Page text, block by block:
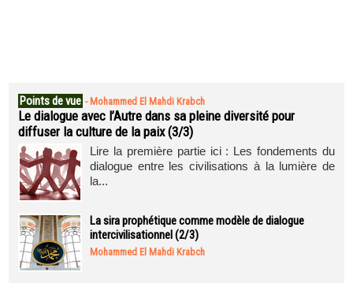
Points de vue - Mohammed El Mahdi Krabch
Le dialogue avec l’Autre dans sa pleine diversité pour
diffuser la culture de la paix (3/3)
Lire la première partie ici : Les fondements du
dialogue entre les civilisations à la lumière de
la...
La sira prophétique comme modèle de dialogue
intercivilisationnel (2/3)
Mohammed El Mahdi Krabch